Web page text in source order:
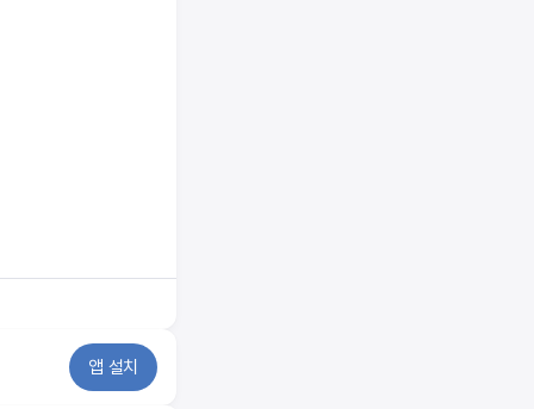
앱 설치